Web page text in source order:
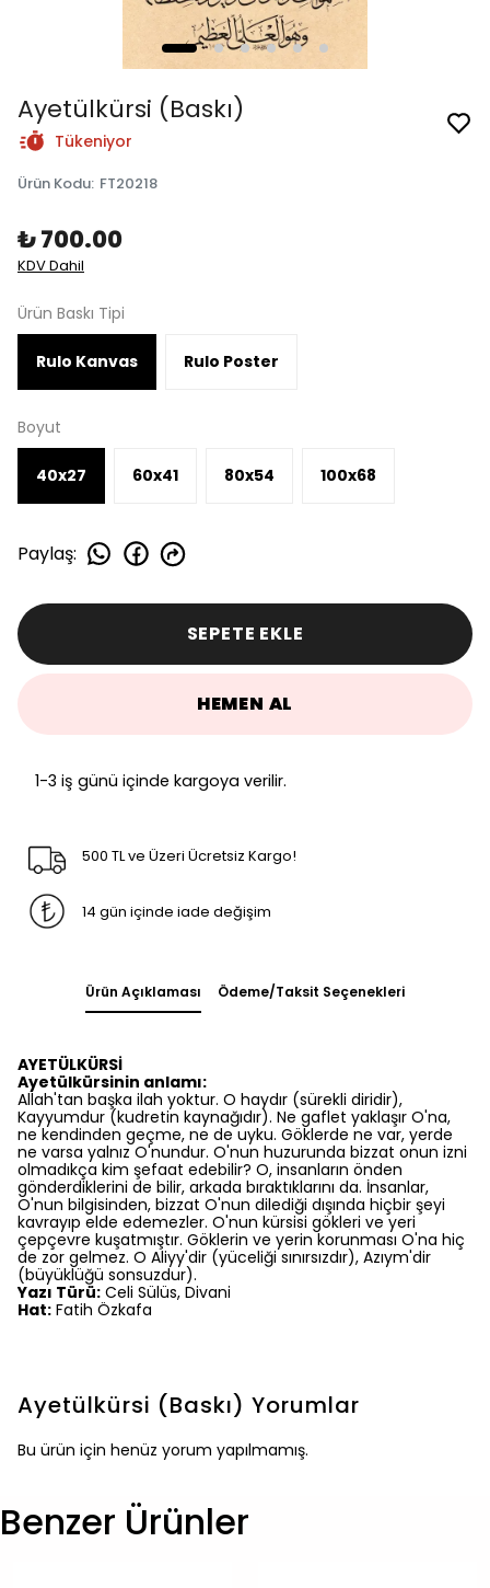
Ayetülkürsi (Baskı)
Tükeniyor
Ürün Kodu: FT20218
₺ 700.00
KDV Dahil
Ürün Baskı Tipi
Rulo Kanvas Rulo Poster
Boyut
40x27 60x41 80x54 100x68
Paylaş:
SEPETE EKLE
HEMEN AL
1-3 iş günü içinde kargoya verilir.
500 TL ve Üzeri Ücretsiz Kargo!
14 gün içinde iade değişim
Ürün Açıklaması Ödeme/Taksit Seçenekleri
AYETÜLKÜRSİ
Ayetülkürsinin anlamı:
Allah'tan başka ilah yoktur. O haydır (sürekli diridir),
Kayyumdur (kudretin kaynağıdır). Ne gaflet yaklaşır O'na,
ne kendinden geçme, ne de uyku. Göklerde ne var, yerde
ne varsa yalnız O'nundur. O'nun huzurunda bizzat onun izni
olmadıkça kim şefaat edebilir? O, insanların önden
gönderdiklerini de bilir, arkada bıraktıklarını da. İnsanlar,
O'nun bilgisinden, bizzat O'nun dilediği dışında hiçbir şeyi
kavrayıp elde edemezler. O'nun kürsisi gökleri ve yeri
çepçevre kuşatmıştır. Göklerin ve yerin korunması O'na hiç
de zor gelmez. O Aliyy'dir (yüceliği sınırsızdır), Azıym'dir
(büyüklüğü sonsuzdur).
Yazı Türü: Celi Sülüs, Divani
Hat: Fatih Özkafa
Ayetülkürsi (Baskı) Yorumlar
Bu ürün için henüz yorum yapılmamış.
Benzer Ürünler